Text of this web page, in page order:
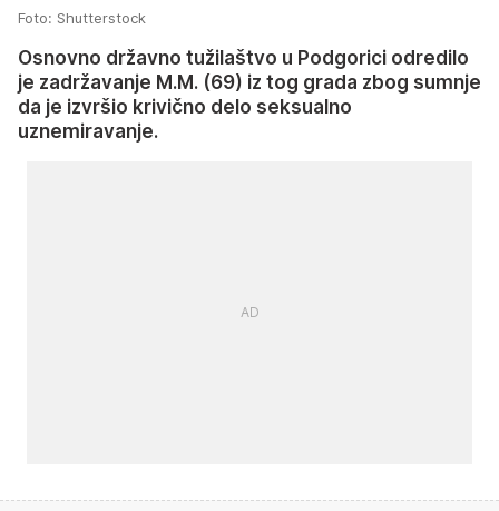
Foto: Shutterstock
Osnovno državno tužilaštvo u Podgorici odredilo
je zadržavanje M.M. (69) iz tog grada zbog sumnje
da je izvršio krivično delo seksualno
uznemiravanje.